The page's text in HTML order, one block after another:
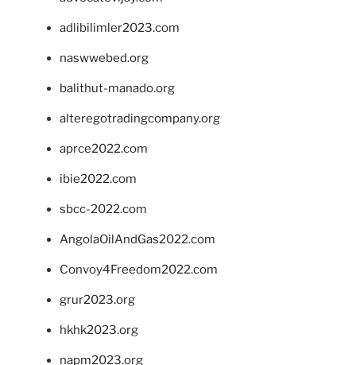
adlibilimler2023.com
naswwebed.org
balithut-manado.org
alteregotradingcompany.org
aprce2022.com
ibie2022.com
sbcc-2022.com
AngolaOilAndGas2022.com
Convoy4Freedom2022.com
grur2023.org
hkhk2023.org
napm2023.org